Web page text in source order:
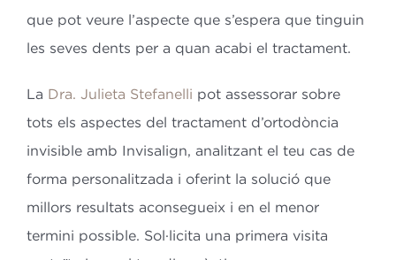
que pot veure l’aspecte que s’espera que tinguin
les seves dents per a quan acabi el tractament.
La Dra. Julieta Stefanelli pot assessorar sobre
tots els aspectes del tractament d’ortodòncia
invisible amb Invisalign, analitzant el teu cas de
forma personalitzada i oferint la solució que
millors resultats aconsegueix i en el menor
termini possible. Sol·licita una primera visita